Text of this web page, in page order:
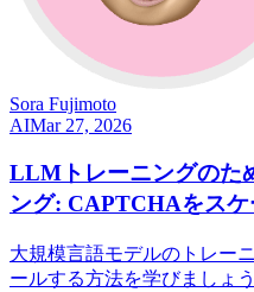
Sora Fujimoto
AIMar 27, 2026
LLMトレーニングのた
ング: CAPTCHAをスケ
大規模言語モデルのトレー
ールする方法を学びましょ